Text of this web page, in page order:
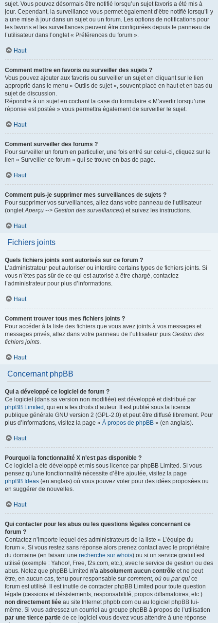
sujet. Vous pouvez désormais être notifié lorsqu’un sujet favoris a été mis à
jour. Cependant, la surveillance vous permet également d’être notifié lorsqu’il y
a une mise à jour dans un sujet ou un forum. Les options de notifications pour
les favoris et les surveillances peuvent être configurées depuis le panneau de
l’utilisateur dans l’onglet « Préférences du forum ».
Haut
Comment mettre en favoris ou surveiller des sujets ?
Vous pouvez ajouter aux favoris ou surveiller un sujet en cliquant sur le lien
approprié dans le menu « Outils de sujet », souvent placé en haut et en bas du
sujet de discussion.
Répondre à un sujet en cochant la case du formulaire « M’avertir lorsqu’une
réponse est postée » vous permettra également de surveiller le sujet.
Haut
Comment surveiller des forums ?
Pour surveiller un forum en particulier, une fois entré sur celui-ci, cliquez sur le
lien « Surveiller ce forum » qui se trouve en bas de page.
Haut
Comment puis-je supprimer mes surveillances de sujets ?
Pour supprimer vos surveillances, allez dans votre panneau de l’utilisateur
(ongletAperçu --> Gestion des surveillances) et suivez les instructions.
Haut
Fichiers joints
Quels fichiers joints sont autorisés sur ce forum ?
L’administrateur peut autoriser ou interdire certains types de fichiers joints. Si
vous n’êtes pas sûr de ce qui est autorisé à être chargé, contactez
l’administrateur pour plus d’informations.
Haut
Comment trouver tous mes fichiers joints ?
Pour accéder à la liste des fichiers que vous avez joints à vos messages et
messages privés, allez dans votre panneau de l’utilisateur puis Gestion des
fichiers joints.
Haut
Concernant phpBB
Qui a développé ce logiciel de forum ?
Ce logiciel (dans sa version non modifiée) est développé et distribué par
phpBB Limited , qui en a les droits d’auteur. Il est publié sous la licence
publique générale GNU version 2 (GPL-2.0) et peut être diffusé librement. Pour
plus d’informations, visitez la page « À propos de phpBB » (en anglais).
Haut
Pourquoi la fonctionnalité X n’est pas disponible ?
Ce logiciel a été développé et mis sous licence par phpBB Limited. Si vous
pensez qu’une fonctionnalité nécessite d’être ajoutée, visitez la page
phpBB Ideas (en anglais) où vous pouvez voter pour des idées proposées ou
en suggérer de nouvelles.
Haut
Qui contacter pour les abus ou les questions légales concernant ce
forum ?
Contactez n’importe lequel des administrateurs de la liste « L’équipe du
forum ». Si vous restez sans réponse alors prenez contact avec le propriétaire
du domaine (en faisant une recherche sur whois) ou si un service gratuit est
utilisé (exemple : Yahoo!, Free, f2s.com, etc.), avec le service de gestion ou des
abus. Notez que phpBB Limited n’a absolument aucun contrôle et ne peut
être, en aucun cas, tenu pour responsable sur comment, où ou par qui ce
forum est utilisé. Il est inutile de contacter phpBB Limited pour toute question
légale (cessions et désistements, responsabilité, propos diffamatoires, etc.)
non directement liée au site Internet phpbb.com ou au logiciel phpBB lui-
même. Si vous adressez un courriel au groupe phpBB à propos de l’utilisation
par une tierce partie de ce logiciel vous devez vous attendre à une réponse